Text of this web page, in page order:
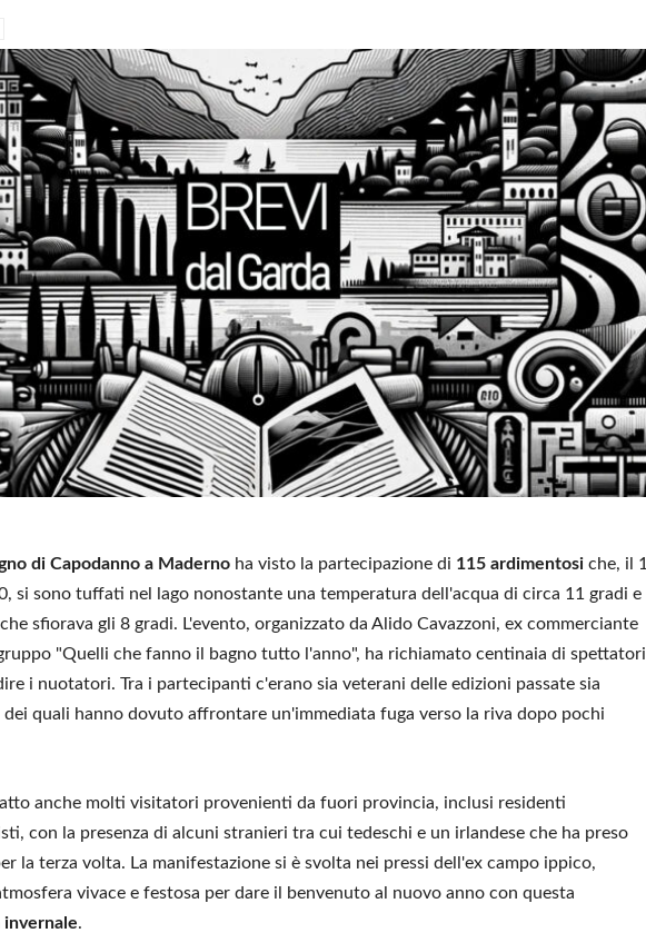
di Capodanno a Maderno ha visto la partecipazione di 115 ardimentosi che, il 1
si sono tuffati nel lago nonostante una temperatura dell'acqua di circa 11 gradi e
sfiorava gli 8 gradi. L'evento, organizzato da Alido Cavazzoni, ex commerciante
"Quelli che fanno il bagno tutto l'anno", ha richiamato centinaia di spettatori
i nuotatori. Tra i partecipanti c'erano sia veterani delle edizioni passate sia
quali hanno dovuto affrontare un'immediata fuga verso la riva dopo pochi
anche molti visitatori provenienti da fuori provincia, inclusi residenti
con la presenza di alcuni stranieri tra cui tedeschi e un irlandese che ha preso
la terza volta. La manifestazione si è svolta nei pressi dell'ex campo ippico,
vivace e festosa per dare il benvenuto al nuovo anno con questa
invernale.